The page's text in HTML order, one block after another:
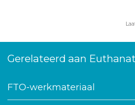
Gerelateerd aan
FTO-werkmateriaal